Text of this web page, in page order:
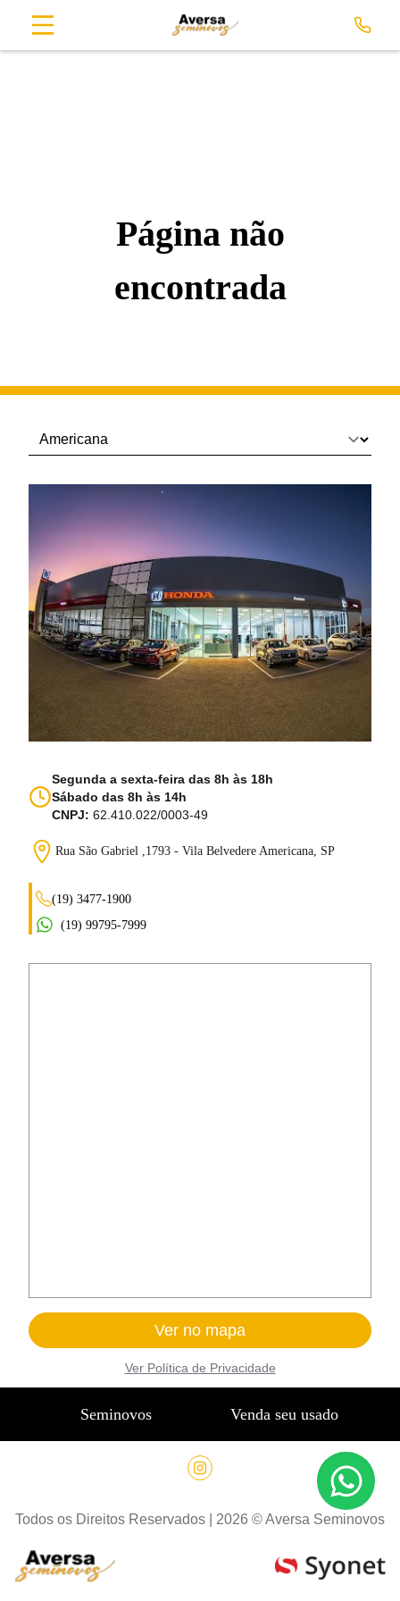
Página não
encontrada
Segunda a sexta-feira das 8h às 18h
Sábado das 8h às 14h
CNPJ: 62.410.022/0003-49
Rua São Gabriel ,1793 - Vila Belvedere Americana, SP
(19) 3477-1900
(19) 99795-7999
Ver no mapa
Ver Política de Privacidade
Seminovos Venda seu usado
Todos os Direitos Reservados | 2026 ©Aversa Seminovos